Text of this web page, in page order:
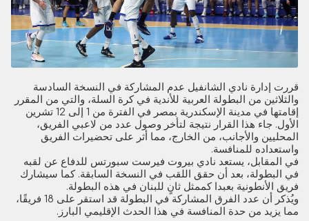
قررت إدارة نادي الشانفيل عدم المشاركة في النسخة السادسة
والثلاثين من البطولة العربية للأندية في كرة السلة، والتي من المقرر
إقامتها في مدينة الإسكندرية بمصر في الفترة من 1 إلى 12 تشرين
الأول. جاء هذا القرار نتيجة لتأخر وصول عدد من لاعبي الفريق،
المحليين والأجانب، من الخارج، مما أثر على تحضيرات الفريق
واستعداده للمنافسة.
في المقابل، يستعد نادي بيروت فيرست سبورتس للدفاع عن لقبه
في البطولة، بعد أن حقق اللقب في النسخة السابقة. كما سيشارك
فريق الأنطونية بعبدا كممثل ثانٍ للبنان في هذه البطولة.
ويُذكر أن عدد الفرق المشاركة في البطولة قد استقر على 18 فريقًا،
مما يزيد من حدة المنافسة في هذا الحدث الإقليمي البارز.